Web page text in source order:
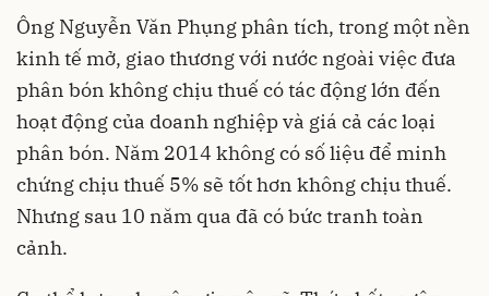
Ông Nguyễn Văn Phụng phân tích, trong một nền
kinh tế mở, giao thương với nước ngoài việc đưa
phân bón không chịu thuế có tác động lớn đến
hoạt động của doanh nghiệp và giá cả các loại
phân bón. Năm 2014 không có số liệu để minh
chứng chịu thuế 5% sẽ tốt hơn không chịu thuế.
Nhưng sau 10 năm qua đã có bức tranh toàn
cảnh.